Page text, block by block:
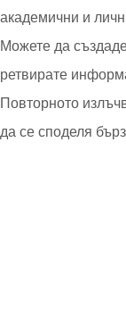
академични и
Можете да
ретвирате
Повторното
да се споделя